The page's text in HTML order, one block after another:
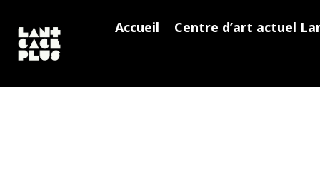
Accueil Centre d’art actuel